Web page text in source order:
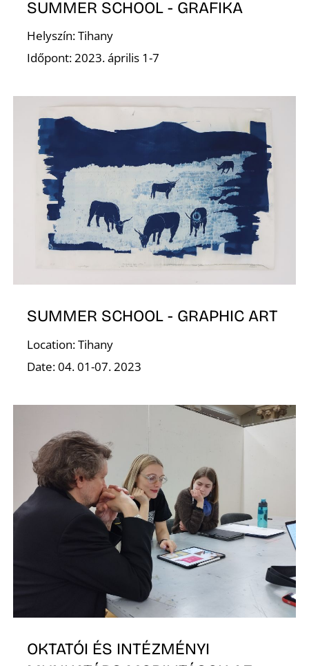
SUMMER SCHOOL - GRAFIKA
Helyszín: Tihany
Időpont: 2023. április 1-7
SUMMER SCHOOL - GRAPHIC ART
Location: Tihany
Date: 04. 01-07. 2023
OKTATÓI ÉS INTÉZMÉNYI